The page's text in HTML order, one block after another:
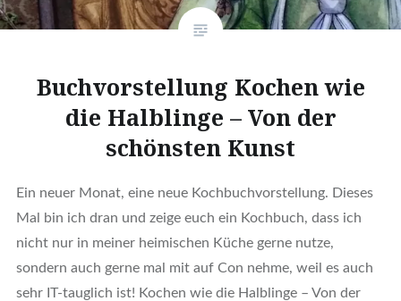
Buchvorstellung Kochen wie
die Halblinge – Von der
schönsten Kunst
Ein neuer Monat, eine neue Kochbuchvorstellung. Dieses
Mal bin ich dran und zeige euch ein Kochbuch, dass ich
nicht nur in meiner heimischen Küche gerne nutze,
sondern auch gerne mal mit auf Con nehme, weil es auch
sehr IT-tauglich ist! Kochen wie die Halblinge – Von der